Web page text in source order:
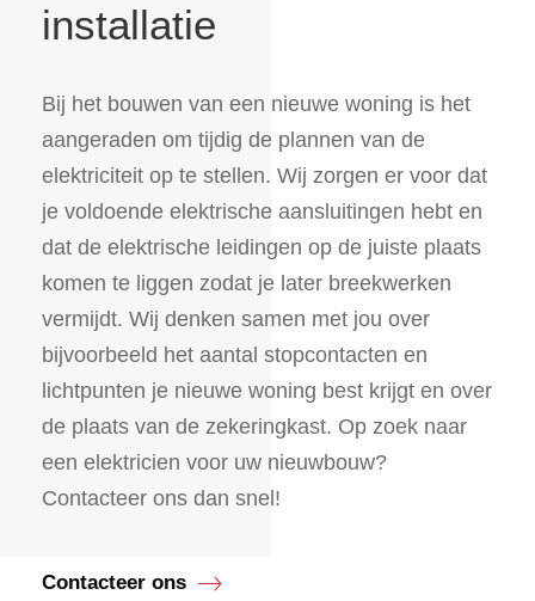
installatie
Bij het bouwen van een nieuwe woning is het
aangeraden om tijdig de plannen van de
elektriciteit op te stellen. Wij zorgen er voor dat
je voldoende elektrische aansluitingen hebt en
dat de elektrische leidingen op de juiste plaats
komen te liggen zodat je later breekwerken
vermijdt. Wij denken samen met jou over
bijvoorbeeld het aantal stopcontacten en
lichtpunten je nieuwe woning best krijgt en over
de plaats van de zekeringkast. Op zoek naar
een elektricien voor uw nieuwbouw?
Contacteer ons dan snel!
Contacteer ons